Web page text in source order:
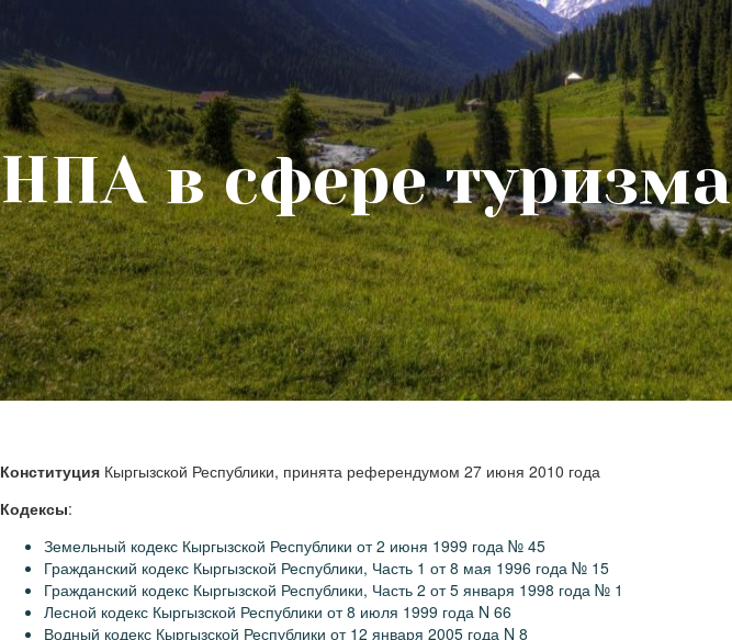
НПА в сфере туризма
Конституция Кыргызской Республики, принята референдумом 27 июня 2010 года
Кодексы:
Земельный кодекс Кыргызской Республики от 2 июня 1999 года № 45
Гражданский кодекс Кыргызской Республики, Часть 1 от 8 мая 1996 года № 15
Гражданский кодекс Кыргызской Республики, Часть 2 от 5 января 1998 года № 1
Лесной кодекс Кыргызской Республики от 8 июля 1999 года N 66
Водный кодекс Кыргызской Республики от 12 января 2005 года N 8